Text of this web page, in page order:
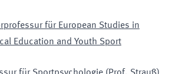
für European Studies in
Education and Youth Sport